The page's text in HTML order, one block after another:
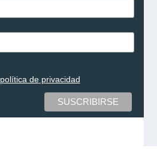
política de privacidad